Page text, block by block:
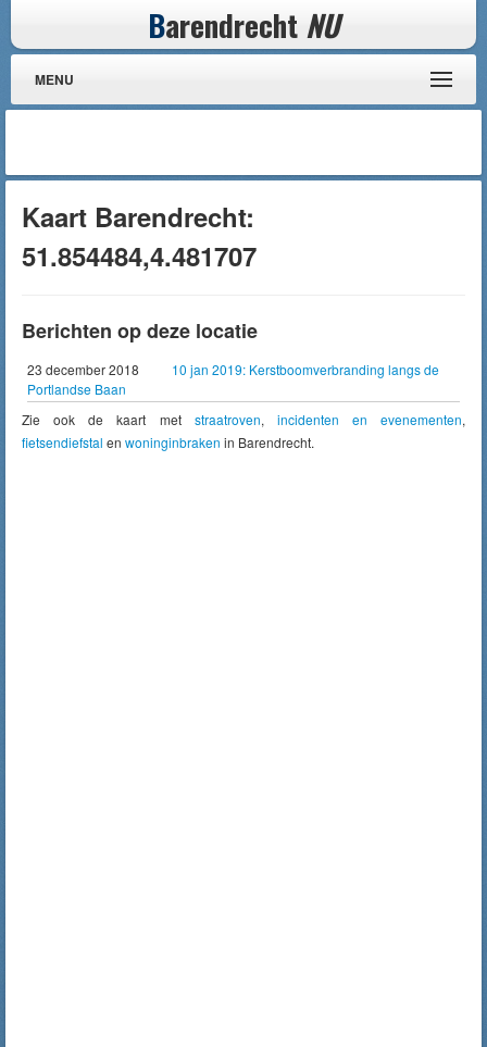
Barendrecht NU
MENU
Kaart Barendrecht:
51.854484,4.481707
Berichten op deze locatie
23 december 2018
10 jan 2019: Kerstboomverbranding langs de
Portlandse Baan
Zie ook de kaart met straatroven, incidenten en evenementen,
fietsendiefstal en woninginbraken in Barendrecht.